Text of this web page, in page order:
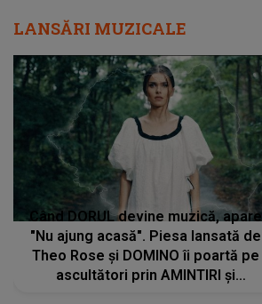
LANSĂRI MUZICALE
Când DORUL devine muzică, apare
"Nu ajung acasă". Piesa lansată de
Theo Rose și DOMINO îi poartă pe
ascultători prin AMINTIRI și